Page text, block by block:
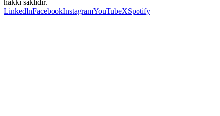
hakkı saklıdır.
LinkedInFacebookInstagramYouTubeXSpotify